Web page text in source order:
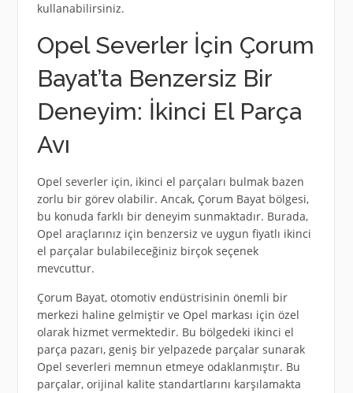
kullanabilirsiniz.
Opel Severler İçin Çorum
Bayat’ta Benzersiz Bir
Deneyim: İkinci El Parça
Avı
Opel severler için, ikinci el parçaları bulmak bazen
zorlu bir görev olabilir. Ancak, Çorum Bayat bölgesi,
bu konuda farklı bir deneyim sunmaktadır. Burada,
Opel araçlarınız için benzersiz ve uygun fiyatlı ikinci
el parçalar bulabileceğiniz birçok seçenek
mevcuttur.
Çorum Bayat, otomotiv endüstrisinin önemli bir
merkezi haline gelmiştir ve Opel markası için özel
olarak hizmet vermektedir. Bu bölgedeki ikinci el
parça pazarı, geniş bir yelpazede parçalar sunarak
Opel severleri memnun etmeye odaklanmıştır. Bu
parçalar, orijinal kalite standartlarını karşılamakta